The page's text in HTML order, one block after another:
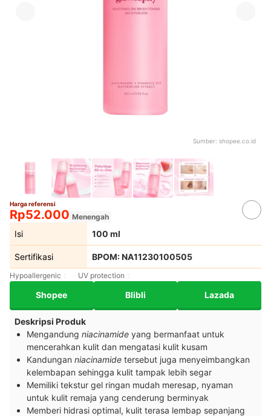
Sumber: shopee.co.id
Harga referensi
Rp52.000 Menengah
Isi 100 ml
Sertifikasi BPOM: NA11230100505
Hypoallergenic UV protection
Shopee Blibli Lazada
Deskripsi Produk
Mengandung niacinamide yang bermanfaat untuk
mencerahkan kulit dan mengatasi kulit kusam
Kandungan niacinamide tersebut juga menyeimbangkan
kelembapan sehingga kulit tampak lebih segar
Memiliki tekstur gel ringan mudah meresap, nyaman
untuk kulit remaja yang cenderung berminyak
Memberi hidrasi optimal, kulit terasa lembap sepanjang